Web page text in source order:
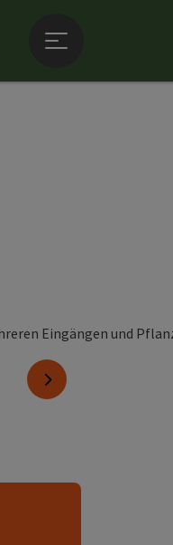
nächstes Element